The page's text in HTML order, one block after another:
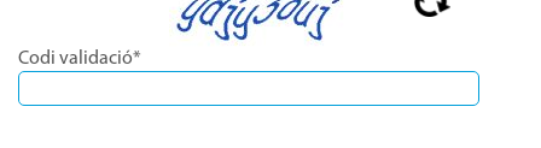
Drets:Accedir, retificar, i suprimir dades, així com la resta que
Codi validació*